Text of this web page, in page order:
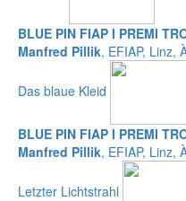
BLUE PIN FIAP I PREMI
Manfred Pillik, EFIAP, Linz,
Das blaue Kleid
BLUE PIN FIAP I PREMI
Manfred Pillik, EFIAP, Linz,
Letzter Lichtstrahl